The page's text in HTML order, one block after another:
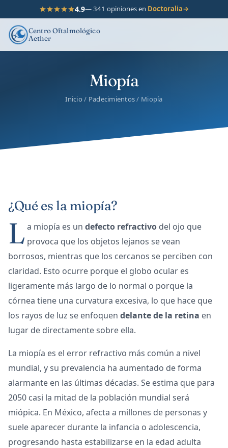
4.9— 341 opiniones en Doctoralia→
Centro Oftalmológico
Aether
Miopía
Inicio/ Padecimientos/ Miopía
¿Qué es la miopía?
L a miopía es undefecto refractivo del ojo que
provoca que los objetos lejanos se vean
borrosos, mientras que los cercanos se perciben con
claridad. Esto ocurre porque el globo ocular es
ligeramente más largo de lo normal o porque la
córnea tiene una curvatura excesiva, lo que hace que
los rayos de luz se enfoquen delante de la retina en
lugar de directamente sobre ella.
La miopía es el error refractivo más común a nivel
mundial, y su prevalencia ha aumentado de forma
alarmante en las últimas décadas. Se estima que para
2050 casi la mitad de la población mundial será
miópica. En México, afecta a millones de personas y
suele aparecer durante la infancia o adolescencia,
progresando hasta estabilizarse en la edad adulta